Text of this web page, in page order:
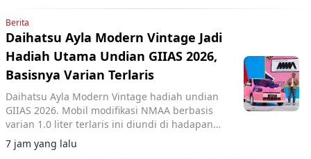
Berita
Daihatsu Ayla Modern Vintage Jadi
Hadiah Utama Undian GIIAS 2026,
Basisnya Varian Terlaris
Daihatsu Ayla Modern Vintage hadiah undian
GIIAS 2026. Mobil modifikasi NMAA berbasis
varian 1.0 liter terlaris ini diundi di hadapan
pengunjung dan dimenangkan konsumen dari
Lampung.
7 jam yang lalu